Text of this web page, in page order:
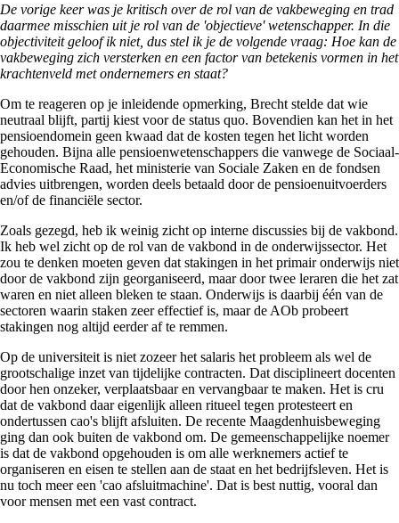
De vorige keer was je kritisch over de rol van de vakbeweging en trad
daarmee misschien uit je rol van de 'objectieve' wetenschapper. In die
objectiviteit geloof ik niet, dus stel ik je de volgende vraag: Hoe kan de
vakbeweging zich versterken en een factor van betekenis vormen in het
krachtenveld met ondernemers en staat?
Om te reageren op je inleidende opmerking, Brecht stelde dat wie
neutraal blijft, partij kiest voor de status quo. Bovendien kan het in het
pensioendomein geen kwaad dat de kosten tegen het licht worden
gehouden. Bijna alle pensioenwetenschappers die vanwege de Sociaal-
Economische Raad, het ministerie van Sociale Zaken en de fondsen
advies uitbrengen, worden deels betaald door de pensioenuitvoerders
en/of de financiële sector.
Zoals gezegd, heb ik weinig zicht op interne discussies bij de vakbond.
Ik heb wel zicht op de rol van de vakbond in de onderwijssector. Het
zou te denken moeten geven dat stakingen in het primair onderwijs niet
door de vakbond zijn georganiseerd, maar door twee leraren die het zat
waren en niet alleen bleken te staan. Onderwijs is daarbij één van de
sectoren waarin staken zeer effectief is, maar de AOb probeert
stakingen nog altijd eerder af te remmen.
Op de universiteit is niet zozeer het salaris het probleem als wel de
grootschalige inzet van tijdelijke contracten. Dat disciplineert docenten
door hen onzeker, verplaatsbaar en vervangbaar te maken. Het is cru
dat de vakbond daar eigenlijk alleen ritueel tegen protesteert en
ondertussen cao's blijft afsluiten. De recente Maagdenhuisbeweging
ging dan ook buiten de vakbond om. De gemeenschappelijke noemer
is dat de vakbond opgehouden is om alle werknemers actief te
organiseren en eisen te stellen aan de staat en het bedrijfsleven. Het is
nu toch meer een 'cao afsluitmachine'. Dat is best nuttig, vooral dan
voor mensen met een vast contract.